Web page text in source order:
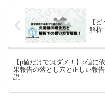
【
解析
【p値だけではダメ！】p値に
果報告の落とし穴と正しい報
説！